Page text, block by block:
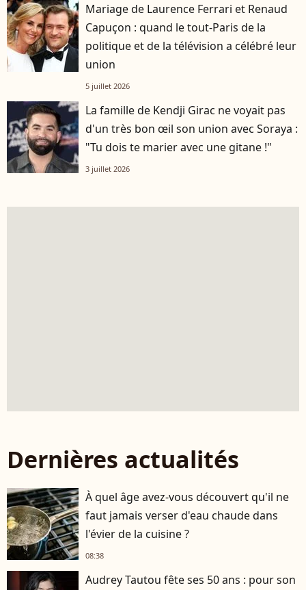
Mariage de Laurence Ferrari et Renaud
Capuçon : quand le tout-Paris de la
politique et de la télévision a célébré leur
union
5 juillet 2026
La famille de Kendji Girac ne voyait pas
d'un très bon œil son union avec Soraya :
"Tu dois te marier avec une gitane !"
3 juillet 2026
Dernières actualités
À quel âge avez-vous découvert qu'il ne
faut jamais verser d'eau chaude dans
l'évier de la cuisine ?
08:38
Audrey Tautou fête ses 50 ans : pour son